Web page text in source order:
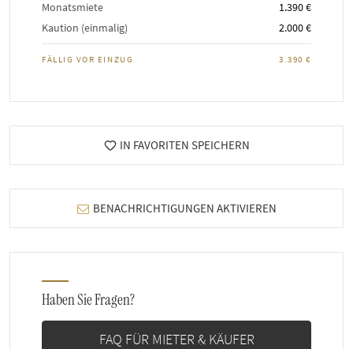
Monatsmiete
1.390 €
Kaution (einmalig)
2.000 €
FÄLLIG VOR EINZUG 3.390 €
IN FAVORITEN SPEICHERN
BENACHRICHTIGUNGEN AKTIVIEREN
Haben Sie Fragen?
FAQ FÜR MIETER & KÄUFER